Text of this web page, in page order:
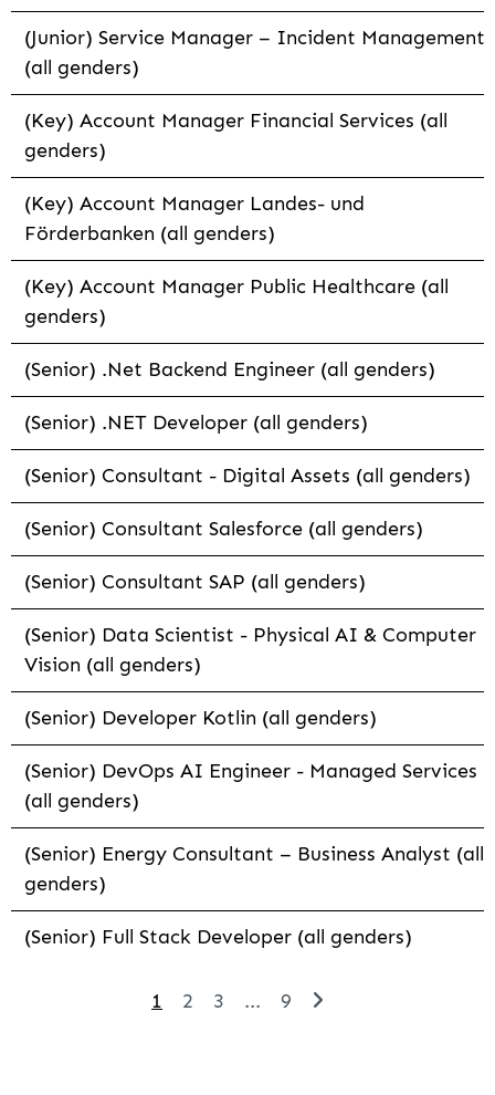
(Junior) Service Manager – Incident Management
(all genders)
(Key) Account Manager Financial Services (all
genders)
(Key) Account Manager Landes- und
Förderbanken (all genders)
(Key) Account Manager Public Healthcare (all
genders)
(Senior) .Net Backend Engineer (all genders)
(Senior) .NET Developer (all genders)
(Senior) Consultant - Digital Assets (all genders)
(Senior) Consultant Salesforce (all genders)
(Senior) Consultant SAP (all genders)
(Senior) Data Scientist - Physical AI & Computer
Vision (all genders)
(Senior) Developer Kotlin (all genders)
(Senior) DevOps AI Engineer - Managed Services
(all genders)
(Senior) Energy Consultant – Business Analyst (all
genders)
(Senior) Full Stack Developer (all genders)
1 2 3 ... 9